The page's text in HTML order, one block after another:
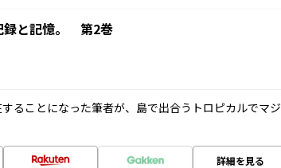
録と記憶。 第2巻
ることになった筆者が、島で出合うトロピカルでマジ
詳細を見る